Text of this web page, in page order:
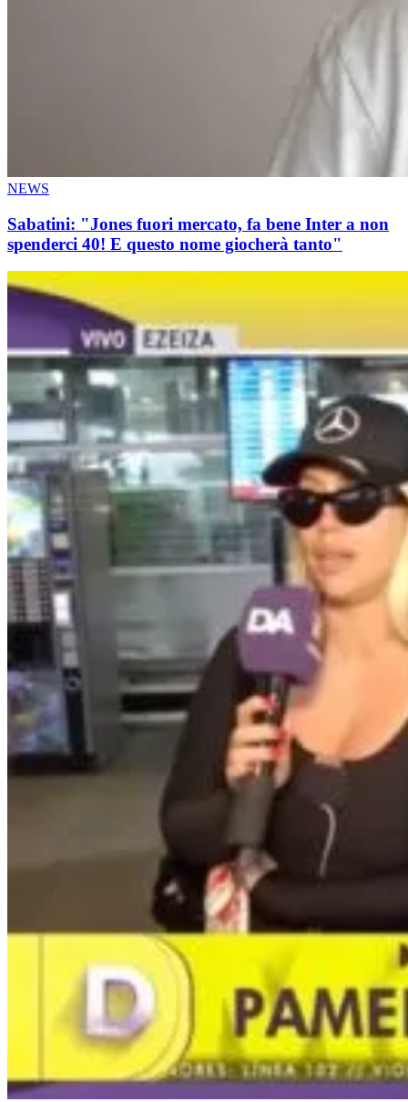
NEWS
Sabatini: "Jones fuori mercato, fa bene Inter a non
spenderci 40! E questo nome giocherà tanto"